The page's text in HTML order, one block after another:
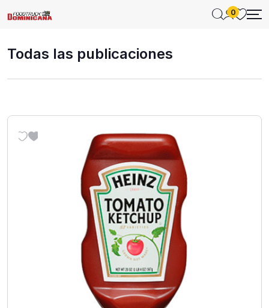
0
Todas las publicaciones